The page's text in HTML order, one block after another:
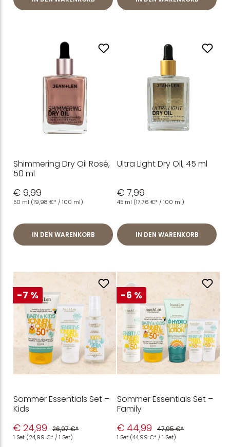
Shimmering Dry Oil Rosé,
50 ml
€ 9,99
50 ml (19,98 €* / 100 ml)
IN DEN WARENKORB
Ultra Light Dry Oil, 45 ml
€ 7,99
45 ml (17,76 €* / 100 ml)
IN DEN WARENKORB
-7 %
Sommer Essentials Set –
Kids
€ 24,99 26,97 €*
1 Set (24,99 €* / 1 Set)
-6 %
Sommer Essentials Set –
Family
€ 44,99 47,95 €*
1 Set (44,99 €* / 1 Set)